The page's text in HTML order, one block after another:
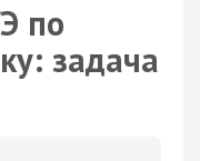
по
задача